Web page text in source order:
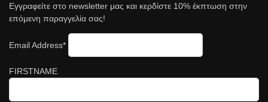
Εγγραφείτε στο newsletter μας και κερδίστε 10% έκπτωση στην
επόμενη παραγγελία σας!
Email Address*
FIRSTNAME